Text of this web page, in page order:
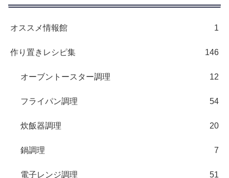
オススメ情報館 1
作り置きレシピ集 146
オーブントースター調理 12
フライパン調理 54
炊飯器調理 20
鍋調理 7
電子レンジ調理 51